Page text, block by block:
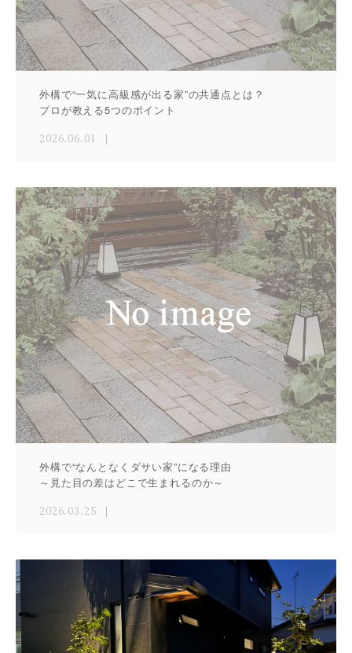
外構で“一気に高級感が出る家”の共通点とは？
プロが教える5つのポイント
2026.06.01
外構で“なんとなくダサい家”になる理由
～見た目の差はどこで生まれるのか～
2026.03.25